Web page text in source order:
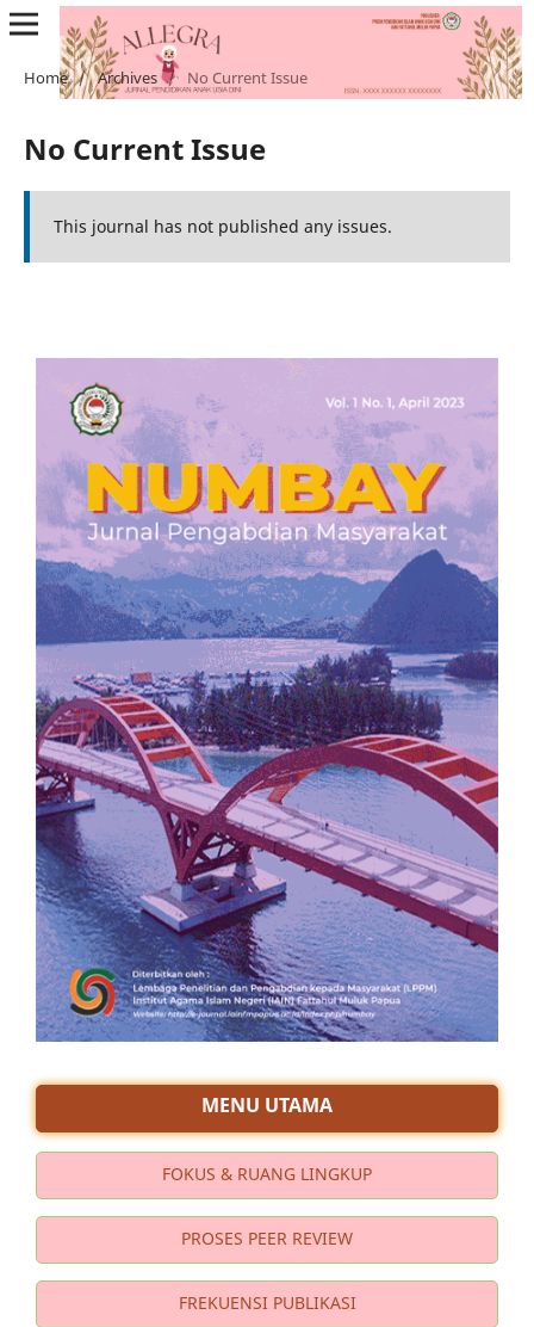
Home / Archives / No Current Issue
No Current Issue
This journal has not published any issues.
MENU UTAMA
FOKUS & RUANG LINGKUP
PROSES PEER REVIEW
FREKUENSI PUBLIKASI